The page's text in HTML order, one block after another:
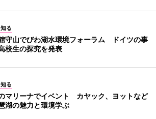
る
守山でびわ湖水環境フォーラム ドイツの事
校生の探究を発表
る
マリーナでイベント カヤック、ヨットなど
湖の魅力と環境学ぶ